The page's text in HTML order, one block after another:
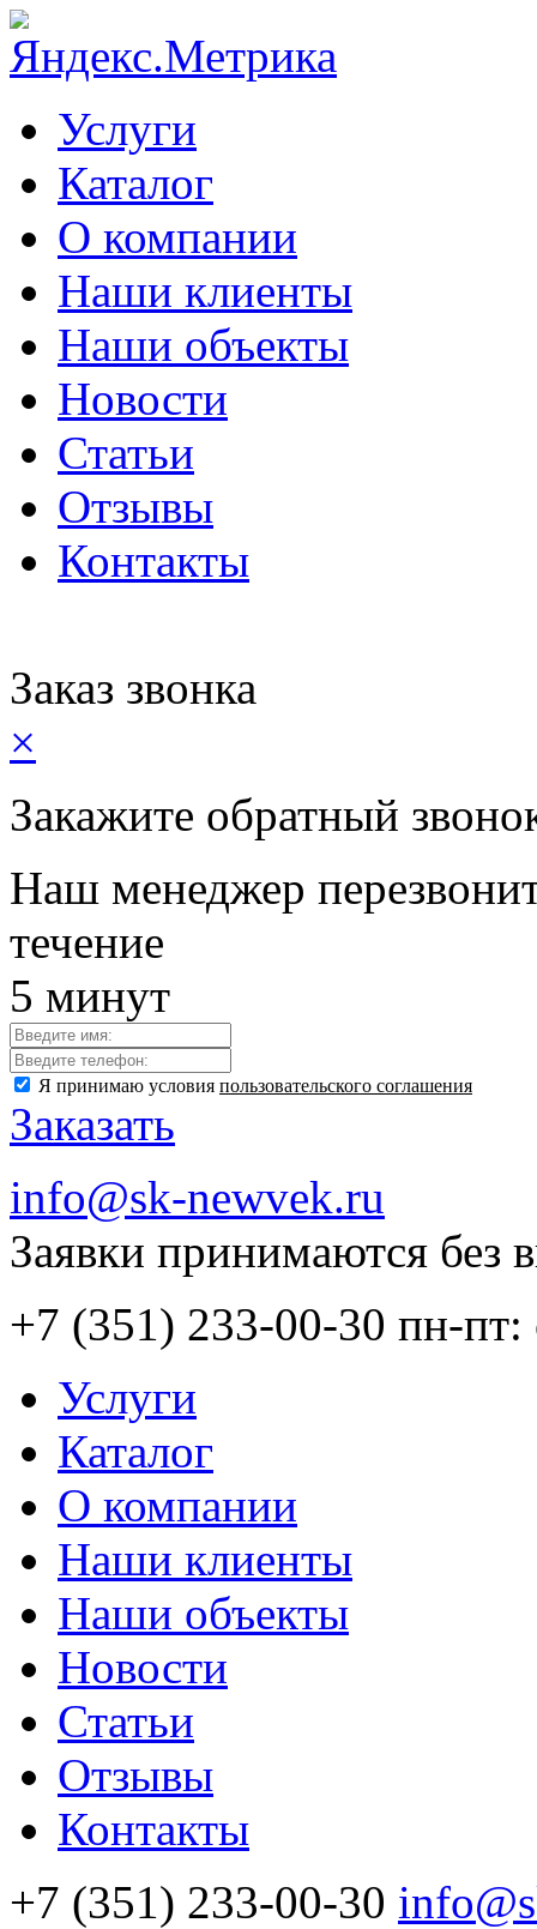
Услуги
Каталог
О компании
Наши клиенты
Наши объекты
Новости
Статьи
Отзывы
Контакты
Заказ звонка
×
Закажите обратный
Наш менеджер
течение
5 минут
Я принимаю условия пользовательского соглашения
Заказать
info@sk-newvek.ru
Заявки принимаются без
+7 (351) 233-00-30 пн-пт:
Услуги
Каталог
О компании
Наши клиенты
Наши объекты
Новости
Статьи
Отзывы
Контакты
+7 (351) 233-00-30